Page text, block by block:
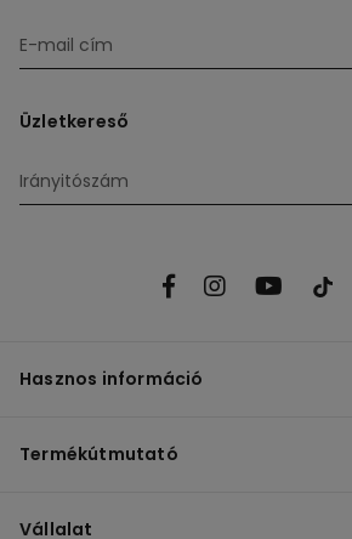
Üzletkereső
Hasznos információ
Termékútmutató
Vállalat